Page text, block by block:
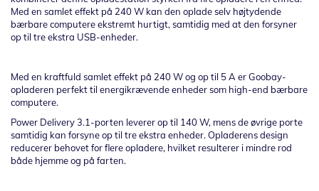
Med en samlet effekt på 240 W kan den oplade selv højtydende
bærbare computere ekstremt hurtigt, samtidig med at den forsyner
op til tre ekstra USB-enheder.
Med en kraftfuld samlet effekt på 240 W og op til 5 A er Goobay-
opladeren perfekt til energikrævende enheder som high-end bærbare
computere.
Power Delivery 3.1-porten leverer op til 140 W, mens de øvrige porte
samtidig kan forsyne op til tre ekstra enheder. Opladerens design
reducerer behovet for flere opladere, hvilket resulterer i mindre rod
både hjemme og på farten.